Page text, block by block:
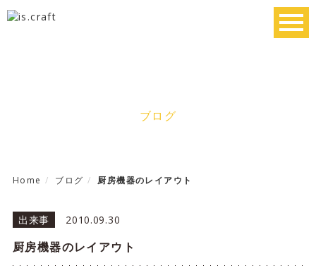
ブログ
Home ブログ 厨房機器のレイアウト
出来事 2010.09.30
厨房機器のレイアウト